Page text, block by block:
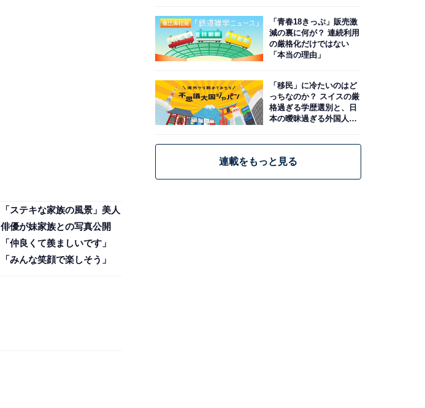
「ステキな家族の風景」美人
俳優が妹家族との写真公開
「仲良くて羨ましいです」
「みんな笑顔で楽しそう」
「青春18きっぷ」販売激
減の裏に何が？ 連続利用
の厳格化だけではない
「本当の理由」
「移民」に冷たいのはど
っちなのか？ スイスの厳
格過ぎる学歴選別と、日
本の曖昧過ぎる外国人政
連載をもっと見る